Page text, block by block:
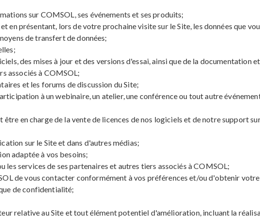
sur COMSOL, ses événements et ses produits;
présentant, lors de votre prochaine visite sur le Site, les données que
de transfert de données;
des mises à jour et des versions d'essai, ainsi que de la documentation
associés à COMSOL;
et les forums de discussion du Site;
à un webinaire, un atelier, une conférence ou tout autre
en charge de la vente de licences de nos logiciels et de notre support
sur le Site et dans d'autres médias;
adaptée à vos besoins;
services de ses partenaires et autres tiers associés à COMSOL;
de vous contacter conformément à vos préférences et/ou d'obtenir
de confidentialité;
relative au Site et tout élément potentiel d'amélioration, incluant la